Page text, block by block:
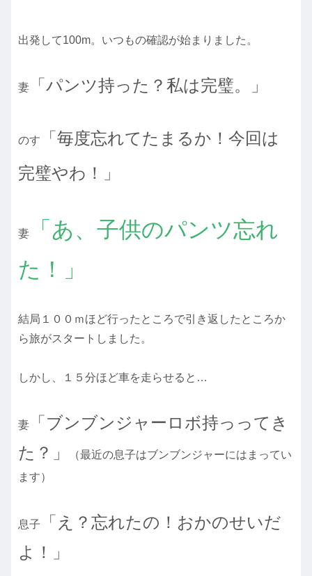
出発して100m。いつもの確認が始まりました。
妻 「パンツ持った？私は完璧。」
のす
「毎度忘れてたまるか！今回は
完璧やわ！」
妻
「あ、子供のパンツ忘れ
た！」
結局１００ｍほど行ったところで引き返したところか
ら旅がスタートしました。
しかし、１５分ほど車を走らせると…
妻
「ブンブンジャーロボ持っってき
た？」
（最近の息子はブンブンジャーにはまってい
ます）
息子 「え？忘れたの ！おかのせいだ
よ！」